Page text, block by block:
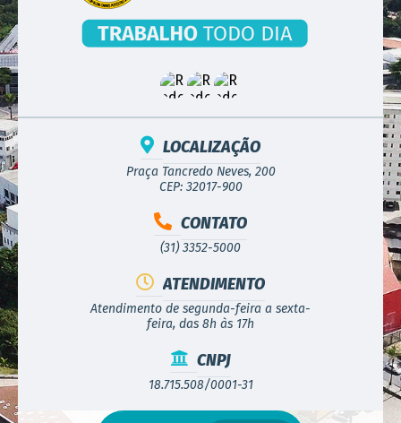
LOCALIZAÇÃO
Praça Tancredo Neves, 200
CEP: 32017-900
CONTATO
(31) 3352-5000
ATENDIMENTO
Atendimento de segunda-feira a sexta-
feira, das 8h às 17h
CNPJ
18.715.508/0001-31